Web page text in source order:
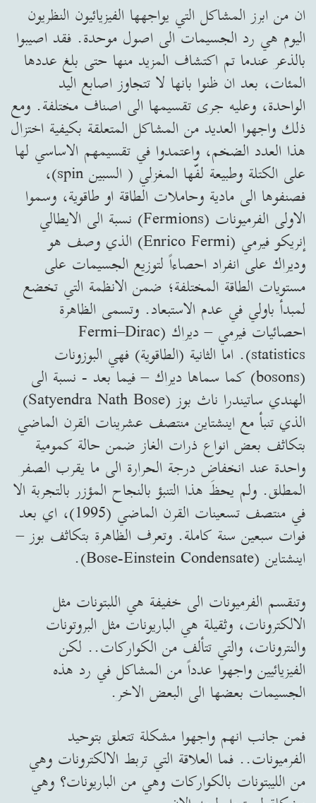
ان من ابرز المشاكل التي يواجهها الفيزيائيون النظريون
اليوم هي رد الجسيمات الى اصول موحدة. فقد اصيبوا
بالذعر عندما تم اكتشاف المزيد منها حتى بلغ عددها
المئات، بعد ان ظنوا بانها لا تتجاوز اصابع اليد
الواحدة، وعليه جرى تقسيمها الى اصناف مختلفة. ومع
ذلك واجهوا العديد من المشاكل المتعلقة بكيفية اختزال
هذا العدد الضخم، واعتمدوا في تقسيمهم الاساسي لها
على الكتلة وطبيعة لفّها المغزلي ( السبين spin)،
فصنفوها الى مادية وحاملات الطاقة او طاقوية، وسموا
الاولى الفرميونات (Fermions) نسبة الى الايطالي
إنريكو فيرمي (Enrico Fermi) الذي وصف هو
وديراك على انفراد احصاءاً لتوزيع الجسيمات على
مستويات الطاقة المختلفة؛ ضمن الانظمة التي تخضع
لمبدأ باولي في عدم الاستبعاد. وتسمى الظاهرة
احصائيات فيرمي – ديراك (Fermi–Dirac
statistics). اما الثانية (الطاقوية) فهي البوزونات
(bosons) كما سماها ديراك – فيما بعد - نسبة الى
الهندي ساتيندرا ناث بوز (Satyendra Nath Bose)
الذي تنبأ مع اينشتاين منتصف عشرينات القرن الماضي
بتكاثف بعض انواع ذرات الغاز ضمن حالة كمومية
واحدة عند انخفاض درجة الحرارة الى ما يقرب الصفر
المطلق. ولم يحظَ هذا التنبؤ بالنجاح المؤزر بالتجربة الا
في منتصف تسعينات القرن الماضي (1995)، اي بعد
فوات سبعين سنة كاملة. وتعرف الظاهرة بتكاثف بوز –
اينشتاين (Bose-Einstein Condensate).
وتنقسم الفرميونات الى خفيفة هي اللبتونات مثل
الالكترونات، وثقيلة هي الباريونات مثل البروتونات
والنترونات، والتي تتألف من الكواركات.. لكن
الفيزيائيين واجهوا عدداً من المشاكل في رد هذه
الجسيمات بعضها الى البعض الاخر.
فمن جانب انهم واجهوا مشكلة تتعلق بتوحيد
الفرميونات.. فما العلاقة التي تربط الالكترونات وهي
من الليبتونات بالكواركات وهي من الباريونات؟ وهي